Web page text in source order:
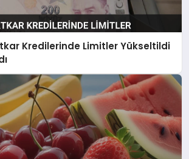
Kredilerinde Limitler Yükseltildi